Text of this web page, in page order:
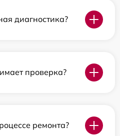
диагностика?
проверка?
ремонта?